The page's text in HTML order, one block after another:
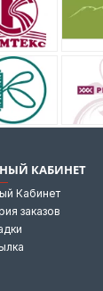
КАБИНЕТ
Кабинет
заказов